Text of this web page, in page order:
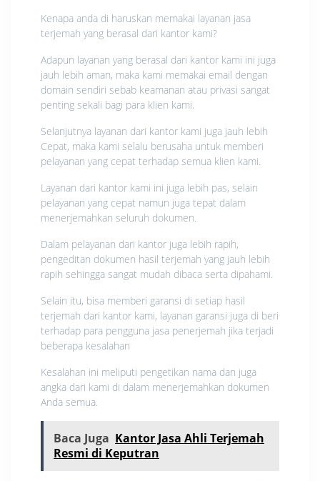
Kenapa anda di haruskan memakai layanan jasa
terjemah yang berasal dari kantor kami?
Adapun layanan yang berasal dari kantor kami ini juga
jauh lebih aman, maka kami memakai email dengan
domain sendiri sebab keamanan atau privasi sangat
penting sekali bagi para klien kami.
Selanjutnya layanan dari kantor kami juga jauh lebih
Cepat, maka kami selalu berusaha untuk memberi
pelayanan yang cepat terhadap semua klien kami.
Layanan dari kantor kami ini juga lebih pas, selain
pelayanan yang cepat namun juga tepat dalam
menerjemahkan seluruh dokumen.
Dalam pelayanan dari kantor juga lebih rapih,
pengeditan dokumen hasil terjemah yang jauh lebih
rapih sehingga sangat mudah dibaca serta dipahami.
Selain itu, bisa memberi garansi di setiap hasil
terjemah dari kantor kami, layanan garansi juga di beri
terhadap para pengguna jasa penerjemah jika terjadi
beberapa kesalahan
Kesalahan ini meliputi pengetikan nama dan juga
angka dari kami di dalam menerjemahkan dokumen
Anda semua.
Baca Juga Kantor Jasa Ahli Terjemah
Resmi di Keputran